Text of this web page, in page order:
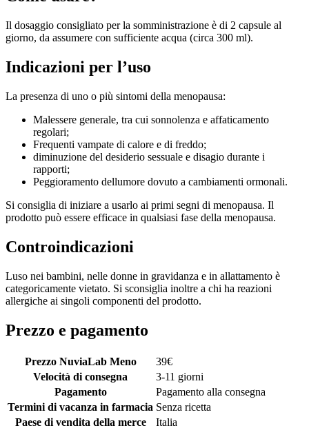
Il dosaggio consigliato per la somministrazione è di 2 capsule al
giorno, da assumere con sufficiente acqua (circa 300 ml).
Indicazioni per l’uso
La presenza di uno o più sintomi della menopausa:
Malessere generale, tra cui sonnolenza e affaticamento
regolari;
Frequenti vampate di calore e di freddo;
diminuzione del desiderio sessuale e disagio durante i
rapporti;
Peggioramento dellumore dovuto a cambiamenti ormonali.
Si consiglia di iniziare a usarlo ai primi segni di menopausa. Il
prodotto può essere efficace in qualsiasi fase della menopausa.
Controindicazioni
Luso nei bambini, nelle donne in gravidanza e in allattamento è
categoricamente vietato. Si sconsiglia inoltre a chi ha reazioni
allergiche ai singoli componenti del prodotto.
Prezzo e pagamento
Prezzo NuviaLab Meno 39€
Velocità di consegna
3-11 giorni
Pagamento
Pagamento alla consegna
Termini di vacanza in farmacia Senza ricetta
Paese di vendita della merce
Italia